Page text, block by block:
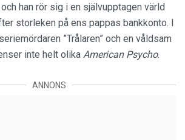
han rör sig i en självupptagen värld
storleken på ens pappas bankkonto. I
”Trålaren” och en våldsam
inte helt olika American Psycho.
ANNONS